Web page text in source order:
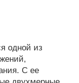
одной из
С ее